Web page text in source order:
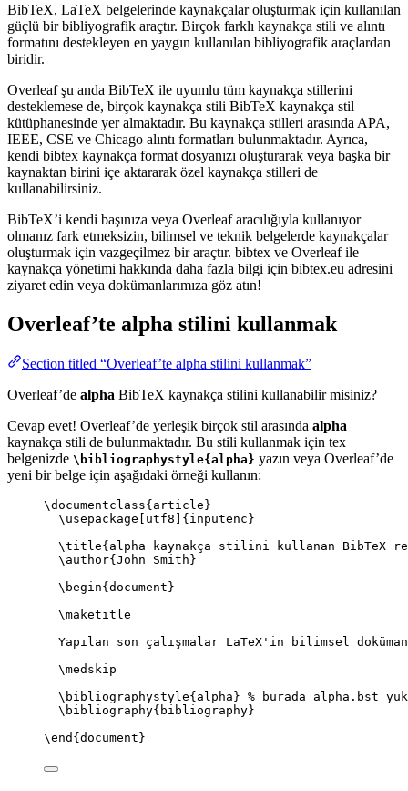
BibTeX, LaTeX belgelerinde kaynakçalar oluşturmak için kullanılan
güçlü bir bibliyografik araçtır. Birçok farklı kaynakça stili ve alıntı
formatını destekleyen en yaygın kullanılan bibliyografik araçlardan
biridir.
Overleaf şu anda BibTeX ile uyumlu tüm kaynakça stillerini
desteklemese de, birçok kaynakça stili BibTeX kaynakça stil
kütüphanesinde yer almaktadır. Bu kaynakça stilleri arasında APA,
IEEE, CSE ve Chicago alıntı formatları bulunmaktadır. Ayrıca,
kendi bibtex kaynakça format dosyanızı oluşturarak veya başka bir
kaynaktan birini içe aktararak özel kaynakça stilleri de
kullanabilirsiniz.
BibTeX’i kendi başınıza veya Overleaf aracılığıyla kullanıyor
olmanız fark etmeksizin, bilimsel ve teknik belgelerde kaynakçalar
oluşturmak için vazgeçilmez bir araçtır. bibtex ve Overleaf ile
kaynakça yönetimi hakkında daha fazla bilgi için bibtex.eu adresini
ziyaret edin veya dokümanlarımıza göz atın!
Overleaf’te alpha stilini kullanmak
Section titled “Overleaf’te alpha stilini kullanmak”
Overleaf’de alpha BibTeX kaynakça stilini kullanabilir misiniz?
Cevap evet! Overleaf’de yerleşik birçok stil arasında alpha
kaynakça stili de bulunmaktadır. Bu stili kullanmak için tex
belgenizde \bibliographystyle{alpha} yazın veya Overleaf’de
yeni bir belge için aşağıdaki örneği kullanın:
\documentclass{ article }
\usepackage
utf8 ]{ inputenc }
\title{alpha kaynakça stilini kullanan BibTeX
\author{John Smith}
\begin{ document }
\maketitle
Yapılan son çalışmalar LaTeX'in bilimsel
\medskip
\bibliographystyle{alpha} % burada alpha.bst
\bibliography{bibliography}
\end { document }